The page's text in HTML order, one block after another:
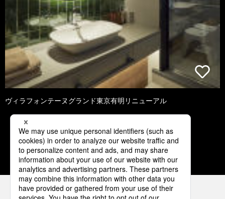
ヴィラフォンテーヌグランド東京有明リニューアル
1 2 3 4 5
パナソニックの電気設備 SNSアカウント